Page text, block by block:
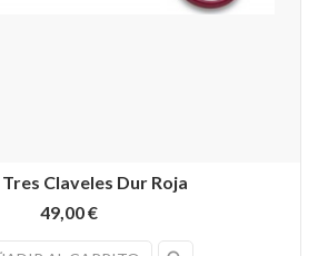
Claveles Dur Roja
49,00 €